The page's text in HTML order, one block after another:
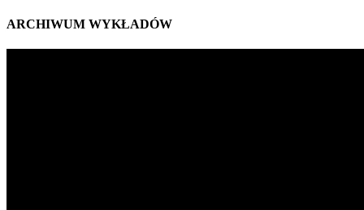
ARCHIWUM WYKŁADÓW